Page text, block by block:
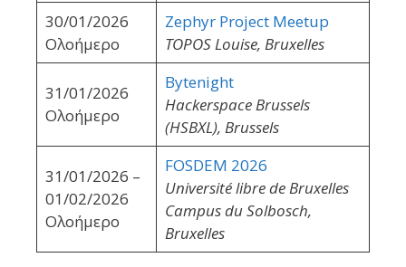
30/01/2026
Ολοήμερο
Zephyr Project Meetup
TOPOS Louise, Bruxelles
31/01/2026
Ολοήμερο
Bytenight
Hackerspace Brussels
(HSBXL), Brussels
31/01/2026 –
01/02/2026
Ολοήμερο
FOSDEM 2026
Université libre de Bruxelles
Campus du Solbosch,
Bruxelles